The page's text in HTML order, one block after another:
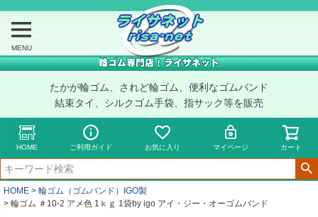
MENU
たかが輪ゴム、されど輪ゴム、便利なゴムバンド
結束タイ、シルクゴム手袋、指サック等を販売
HOME ご利用ガイド お気に入り マイページ カート
HOME
輪ゴム（ゴムバンド）IGO製
輪ゴム ＃10-2 アメ色 1ｋｇ 1袋by igo アイ・ジー・オーゴムバンド